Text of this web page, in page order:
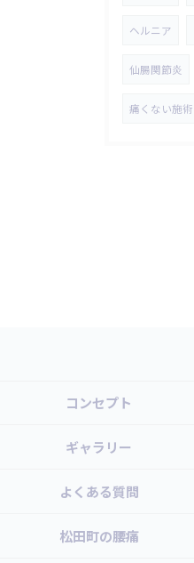
ヘルニア
仙腸関節炎
痛くない施術
コンセプト
ギャラリー
よくある質問
松田町の腰痛